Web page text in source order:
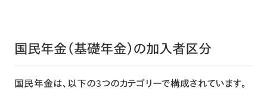
国民年金（基礎年金）の加入者区分
国民年金は、以下の3つのカテゴリーで構成されています。